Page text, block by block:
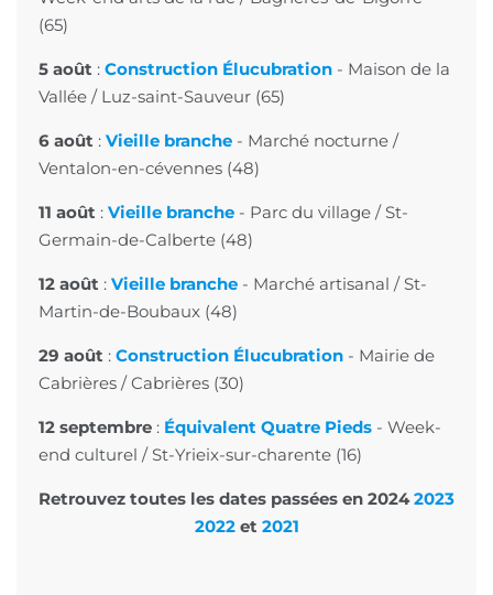
(65)
5 août : Construction Élucubration - Maison de la
Vallée / Luz-saint-Sauveur (65)
6 août : Vieille branche - Marché nocturne /
Ventalon-en-cévennes (48)
11 août : Vieille branche - Parc du village / St-
Germain-de-Calberte (48)
12 août : Vieille branche - Marché artisanal / St-
Martin-de-Boubaux (48)
29 août : Construction Élucubration - Mairie de
Cabrières / Cabrières (30)
12 septembre : Équivalent Quatre Pieds - Week-
end culturel / St-Yrieix-sur-charente (16)
Retrouvez toutes les dates passées en 2024 2023
2022et 2021